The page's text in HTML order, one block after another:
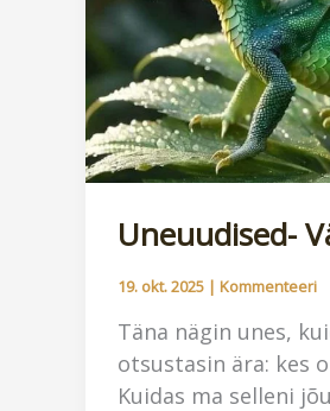
Uneuudised-
19. okt. 2025 | Kommenteeri
Täna nägin unes,
otsustasin ära: kes
Kuidas ma selleni